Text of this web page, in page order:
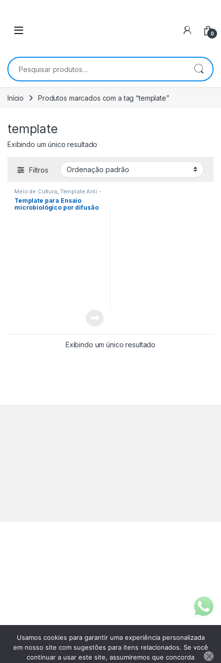
0
Pesquisar por:
Início Produtos marcados com a tag “template”
template
Exibindo um único resultado
Filtros
Meio de Cultura, Template Anti -
Microbiano
Template para Ensaio
microbiológico por difusão
Exibindo um único resultado
Fale Conosco
(11)3313-5200
Usamos cookies para garantir uma experiência personalizada
em nosso site com sugestões para itens relacionados. Se você
continuar a usar este site, assumiremos que concorda